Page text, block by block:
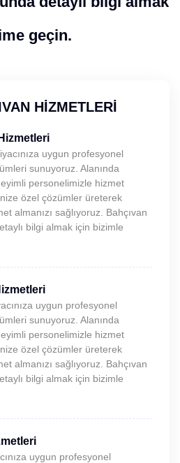
geçin.
HIZMETLERI
uygun profesyonel
sunuyoruz. Alanında
personelimizle hizmet
özel çözümler üreterek
almanızı sağlıyoruz. Bahçıvan
bilgi almak için bizimle
uygun profesyonel
sunuyoruz. Alanında
personelimizle hizmet
özel çözümler üreterek
almanızı sağlıyoruz. Bahçıvan
bilgi almak için bizimle
uygun profesyonel